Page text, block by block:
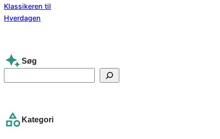
Søg
e
c
Kategori